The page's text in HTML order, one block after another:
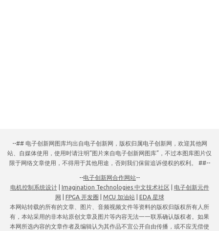
--## 电子创新网图库均出自电子创新网，版权归属电子创新网，欢迎其他网
站、自媒体使用，使用时请注明“图片来自电子创新网图库”，不过本图库图片仅
限于网络文章使用，不得用于其他用途，否则我们保留追诉侵权的权利。 ##--
--电子创新网合作网站--
电机控制系统设计| Imagination Technologies 中文技术社区
电子创新元件
网
FPGA 开发圈 MCU 加油站| EDA 星球
本网站转载的所有的文章、图片、音频视频文件等资料的版权归版权所有人所
有，本站采用的非本站原创文章及图片等内容无法一一联系确认版权者。如果
本网所选内容的文章作者及编辑认为其作品不宜公开自由传播，或不应无偿使